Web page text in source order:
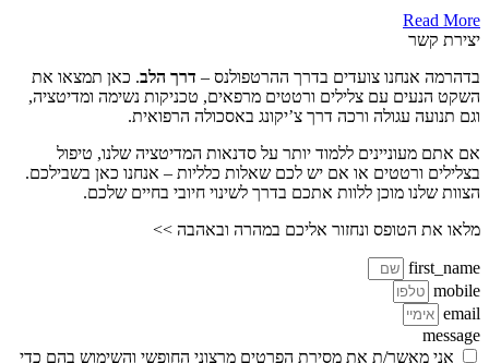
Read More
יצירת קשר
בדהרמה אנחנו צועדים בדרך ההרטפולנס – דרך הלב. כאן תמצאו את
השקט הנעים עם צלילים ורטטים מרפאים, טכניקות נשימה ומדיטציה,
וגם תנועה עגולה ורכה דרך צ’יקונג באסכולה הרפואית.
אם אתם מעוניינים ללמוד יותר על סדנאות המדיטציה שלנו, טיפול
בצלילים ורטטים או אם יש לכם שאלות כלליות – אנחנו כאן בשבילכם.
הצוות שלנו מוכן ללוות אתכם בדרך לשינוי חיובי בחיים שלכם.
מלאו את הטופס ונחזור אליכם במהרה ובאהבה >>
first_name
mobile
email
message
אני מאשר/ת את מסירת הפרטים מרצוני החופשי והשימוש בהם כדי